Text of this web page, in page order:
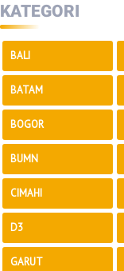
KATEGORI
BALI
BATAM
BOGOR
BUMN
CIMAHI
D3
GARUT